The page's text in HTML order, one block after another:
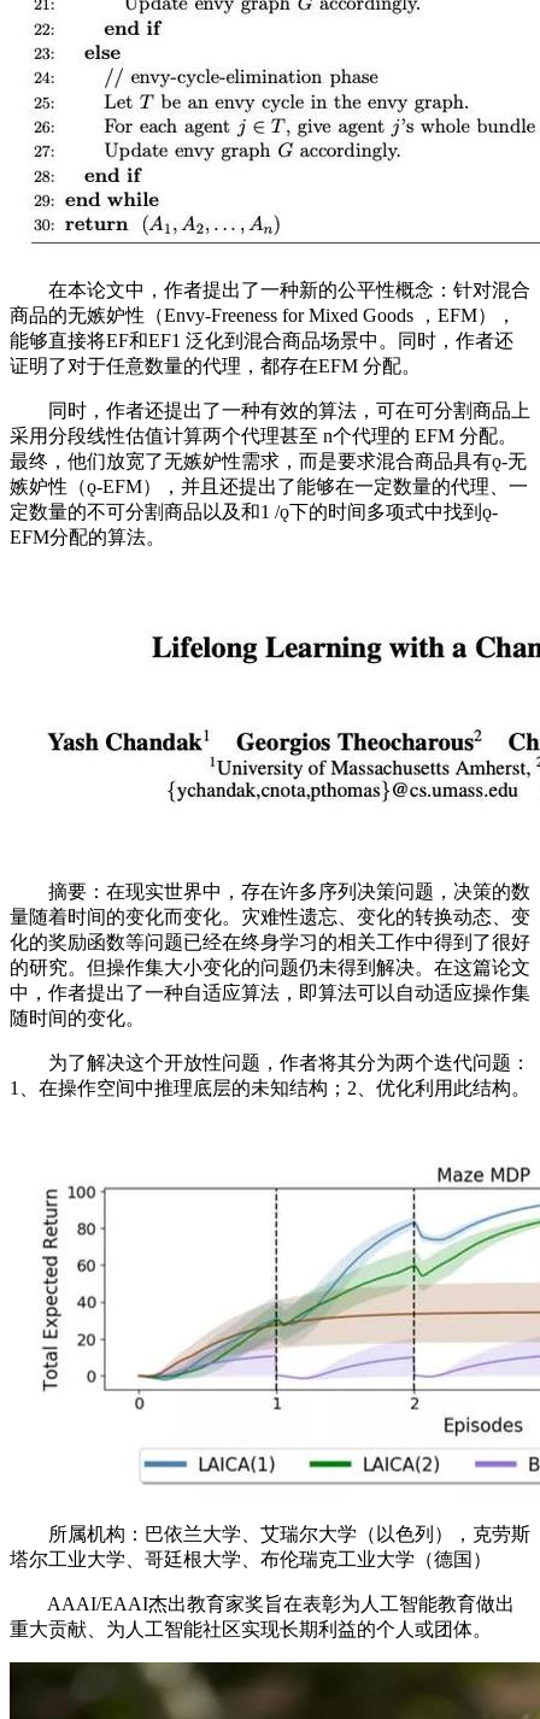
在本论文中，作者提出了一种新的公平性概念：针对混合
商品的无嫉妒性（Envy-Freeness for Mixed Goods ，EFM），
能够直接将EF和EF1 泛化到混合商品场景中。同时，作者还
证明了对于任意数量的代理，都存在EFM 分配。
同时，作者还提出了一种有效的算法，可在可分割商品上
采用分段线性估值计算两个代理甚至 n个代理的 EFM 分配。
最终，他们放宽了无嫉妒性需求，而是要求混合商品具有ǫ-无
嫉妒性（ǫ-EFM），并且还提出了能够在一定数量的代理、一
定数量的不可分割商品以及和1 /ǫ下的时间多项式中找到ǫ-
EFM分配的算法。
摘要：在现实世界中，存在许多序列决策问题，决策的数
量随着时间的变化而变化。灾难性遗忘、变化的转换动态、变
化的奖励函数等问题已经在终身学习的相关工作中得到了很好
的研究。但操作集大小变化的问题仍未得到解决。在这篇论文
中，作者提出了一种自适应算法，即算法可以自动适应操作集
随时间的变化。
为了解决这个开放性问题，作者将其分为两个迭代问题：
1、在操作空间中推理底层的未知结构；2、优化利用此结构。
所属机构：巴依兰大学、艾瑞尔大学（以色列），克劳斯
塔尔工业大学、哥廷根大学、布伦瑞克工业大学（德国）
AAAI/EAAI杰出教育家奖旨在表彰为人工智能教育做出
重大贡献、为人工智能社区实现长期利益的个人或团体。